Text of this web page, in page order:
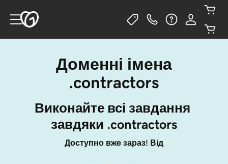
Доменні імена
.contractors
Виконайте всі завдання
завдяки .contractors
Доступно вже зараз! Від